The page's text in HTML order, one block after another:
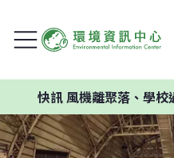
風機離聚落、學校過近 彰